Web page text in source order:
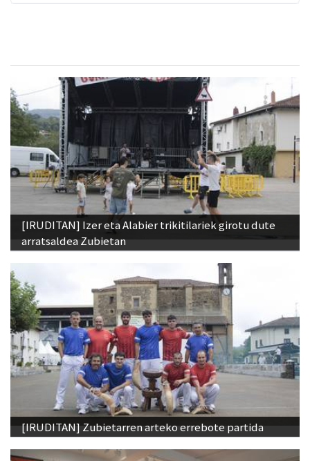
[IRUDITAN] Izer eta Alabier trikitilariek girotu dute
arratsaldea Zubietan
[IRUDITAN] Zubietarren arteko errebote partida